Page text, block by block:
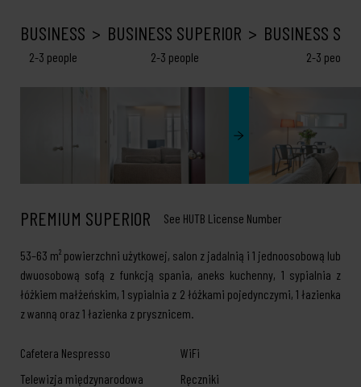
BUSINESS
2-3 people
BUSINESS SUPERIOR
2-3 people
BUSINESS
2-3 people
PREMIUM SUPERIOR See HUTB License Number
53–63 m² powierzchni użytkowej, salon z jadalnią i 1 jednoosobową lub
dwuosobową sofą z funkcją spania, aneks kuchenny, 1 sypialnia z
łóżkiem małżeńskim, 1 sypialnia z 2 łóżkami pojedynczymi, 1 łazienka
z wanną oraz 1 łazienka z prysznicem.
Cafetera Nespresso
WiFi
Telewizja międzynarodowa
Ręczniki